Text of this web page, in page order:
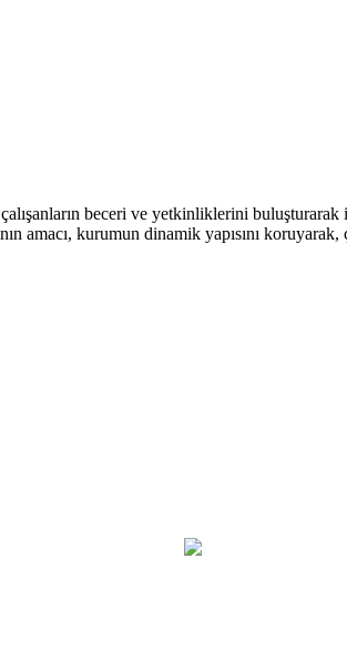
beceri ve yetkinliklerini buluşturarak
amacı, kurumun dinamik yapısını